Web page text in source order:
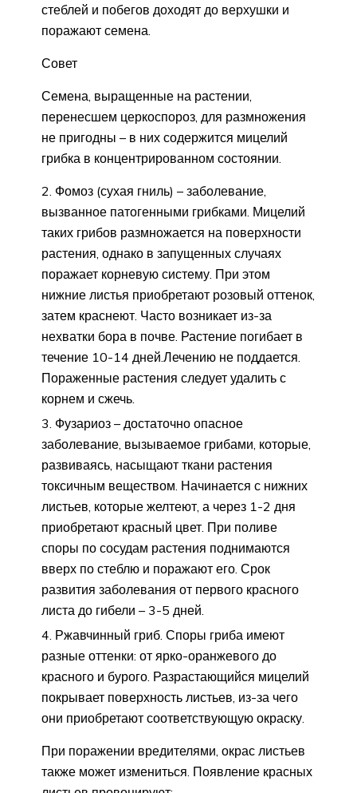
стеблей и побегов доходят до верхушки и
поражают семена.
Совет
Семена, выращенные на растении,
перенесшем церкоспороз, для размножения
не пригодны – в них содержится мицелий
грибка в концентрированном состоянии.
Фомоз (сухая гниль) – заболевание,
вызванное патогенными грибками. Мицелий
таких грибов размножается на поверхности
растения, однако в запущенных случаях
поражает корневую систему. При этом
нижние листья приобретают розовый оттенок,
затем краснеют. Часто возникает из-за
нехватки бора в почве. Растение погибает в
течение 10-14 дней.Лечению не поддается.
Пораженные растения следует удалить с
корнем и сжечь.
Фузариоз – достаточно опасное
заболевание, вызываемое грибами, которые,
развиваясь, насыщают ткани растения
токсичным веществом. Начинается с нижних
листьев, которые желтеют, а через 1-2 дня
приобретают красный цвет. При поливе
споры по сосудам растения поднимаются
вверх по стеблю и поражают его. Срок
развития заболевания от первого красного
листа до гибели – 3-5 дней.
Ржавчинный гриб. Споры гриба имеют
разные оттенки: от ярко-оранжевого до
красного и бурого. Разрастающийся мицелий
покрывает поверхность листьев, из-за чего
они приобретают соответствующую окраску.
При поражении вредителями, окрас листьев
также может измениться. Появление красных